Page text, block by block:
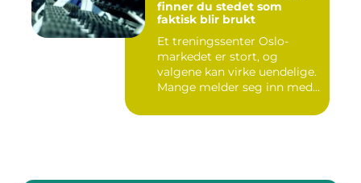
finner du stedet som
faktisk blir brukt
Et treningssenter Oslo-
markedet er stort, og
valgene kan virke uendelige.
Mange melder seg inn med